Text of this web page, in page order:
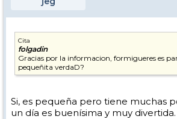
Cita
folgadin
Gracias por la informacion, formigueres es
pequeñita verdaD?
Si, es pequeña pero tiene muchas
un día es buenísima y muy divertida.